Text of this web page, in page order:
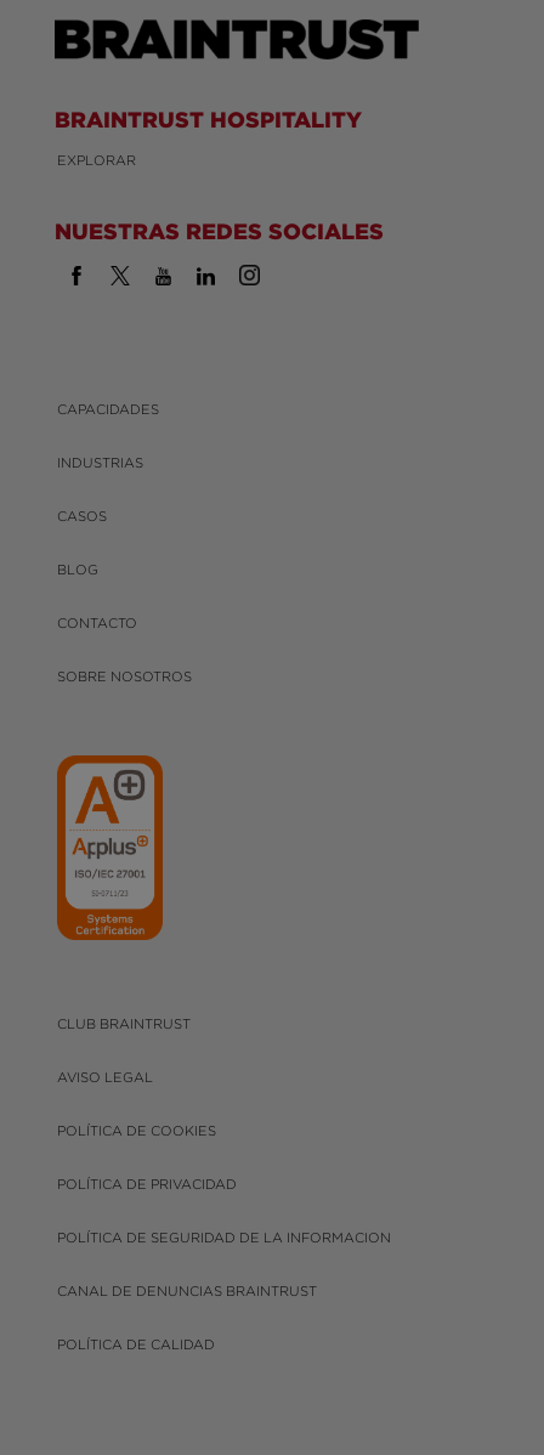
BRAINTRUST HOSPITALITY
EXPLORAR
NUESTRAS REDES SOCIALES
CAPACIDADES
INDUSTRIAS
CASOS
BLOG
CONTACTO
SOBRE NOSOTROS
CLUB BRAINTRUST
AVISO LEGAL
POLÍTICA DE COOKIES
POLÍTICA DE PRIVACIDAD
POLÍTICA DE SEGURIDAD DE LA INFORMACION
CANAL DE DENUNCIAS BRAINTRUST
POLÍTICA DE CALIDAD